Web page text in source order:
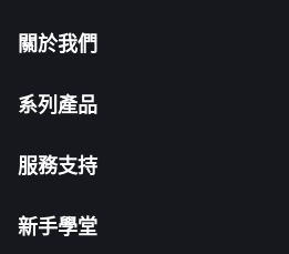
關於我們
系列產品
服務支持
新手學堂